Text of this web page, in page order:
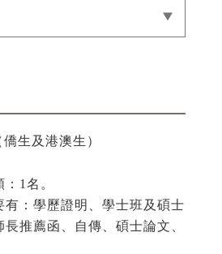
生及港澳生）
1 名。
有：學歷證明、學士班及碩士
推薦函、自傳、碩士論文、